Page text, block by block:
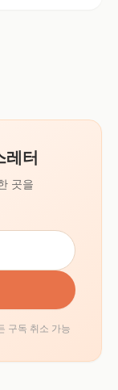
레터
곳을
구독 취소 가능